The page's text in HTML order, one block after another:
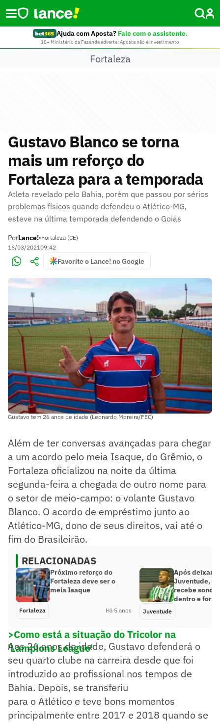
Ajuda com Aposta? Fale com o assistente.
18+ Ministério da Fazenda adverte: Aposta não é investimento
Fortaleza
Gustavo Blanco se torna
mais um reforço do
Fortaleza para a temporada
Atleta revelado pelo Bahia, porém que passou por sérios
problemas físicos quando defendeu o Atlético-MG,
esteve na última temporada defendendo o Goiás
PorLance!•Fortaleza (CE)
16/03/202109:42
Favorite o Lance! no Google
Gustavo tem 26 anos de idade (Leonardo Moreira/FEC)
Além de ter conversas avançadas para chegar
a um acordo pelo meia Isaque, do Grêmio, o
Fortaleza oficializou na noite da última
segunda-feira a chegada de outro nome para
o setor de meio-campo: o volante Gustavo
Blanco. O acordo de empréstimo junto ao
Atlético-MG, dono de seus direitos, vai até o
fim do Brasileirão.
RELACIONADAS
Próximo reforço do
Fortaleza deve ser o
meia Isaque
Fortaleza Há 5 anos
Após deixar o
Juventude,
recebe
dentro e fora
Juventude
>Como está a situação do Tricolor na
'Lampions League'
Aos 26 anos de idade, Gustavo defenderá o
seu quarto clube na carreira desde que foi
introduzido ao profissional nos tempos de
Bahia. Depois, se transferiu
para o Atlético e teve bons momentos
principalmente entre 2017 e 2018 quando se